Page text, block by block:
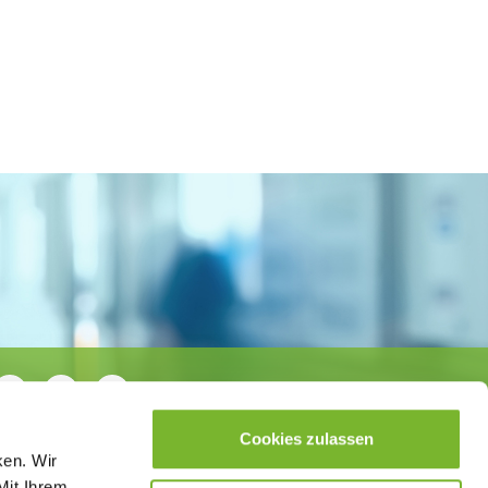
Wir
Cookies zulassen